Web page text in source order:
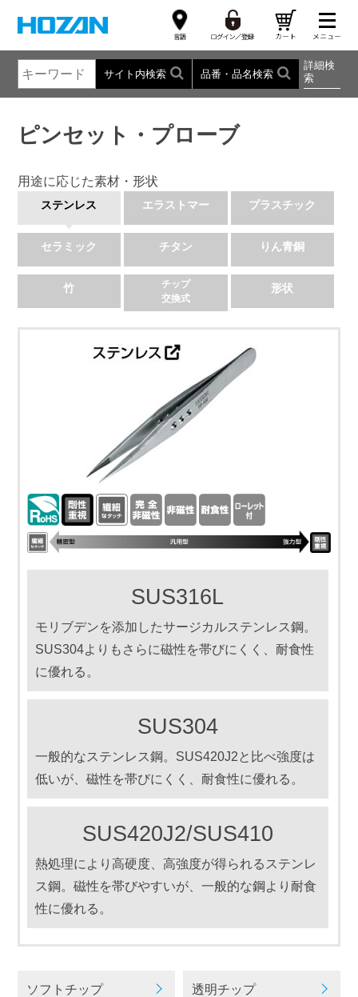
サイト内検索 品番・品名検索
詳細検
索
ピンセット・プローブ
用途に応じた素材・形状
ステンレス エラストマー プラスチック
セラミック チタン りん青銅
竹
チップ
交換式
形状
SUS316L
モリブデンを添加したサージカルステンレス鋼。
SUS304よりもさらに磁性を帯びにくく、耐食性
に優れる。
SUS304
一般的なステンレス鋼。SUS420J2と比べ強度は
低いが、磁性を帯びにくく、耐食性に優れる。
SUS420J2/SUS410
熱処理により高硬度、高強度が得られるステンレ
ス鋼。磁性を帯びやすいが、一般的な鋼より耐食
性に優れる。
ソフトチップ 透明チップ